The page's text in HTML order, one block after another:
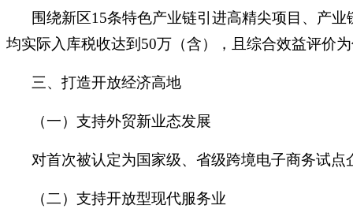
围绕新区15条特色产业链引进高精尖项目、产
均实际入库税收达到50万（含），且综合效益评价
三、打造开放经济高地
（一）支持外贸新业态发展
对首次被认定为国家级、省级跨境电子商务试
（二）支持开放型现代服务业